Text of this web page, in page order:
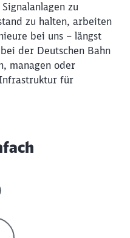
zu
zu halten, arbeiten
bei uns – längst
der Deutschen Bahn
managen oder
für